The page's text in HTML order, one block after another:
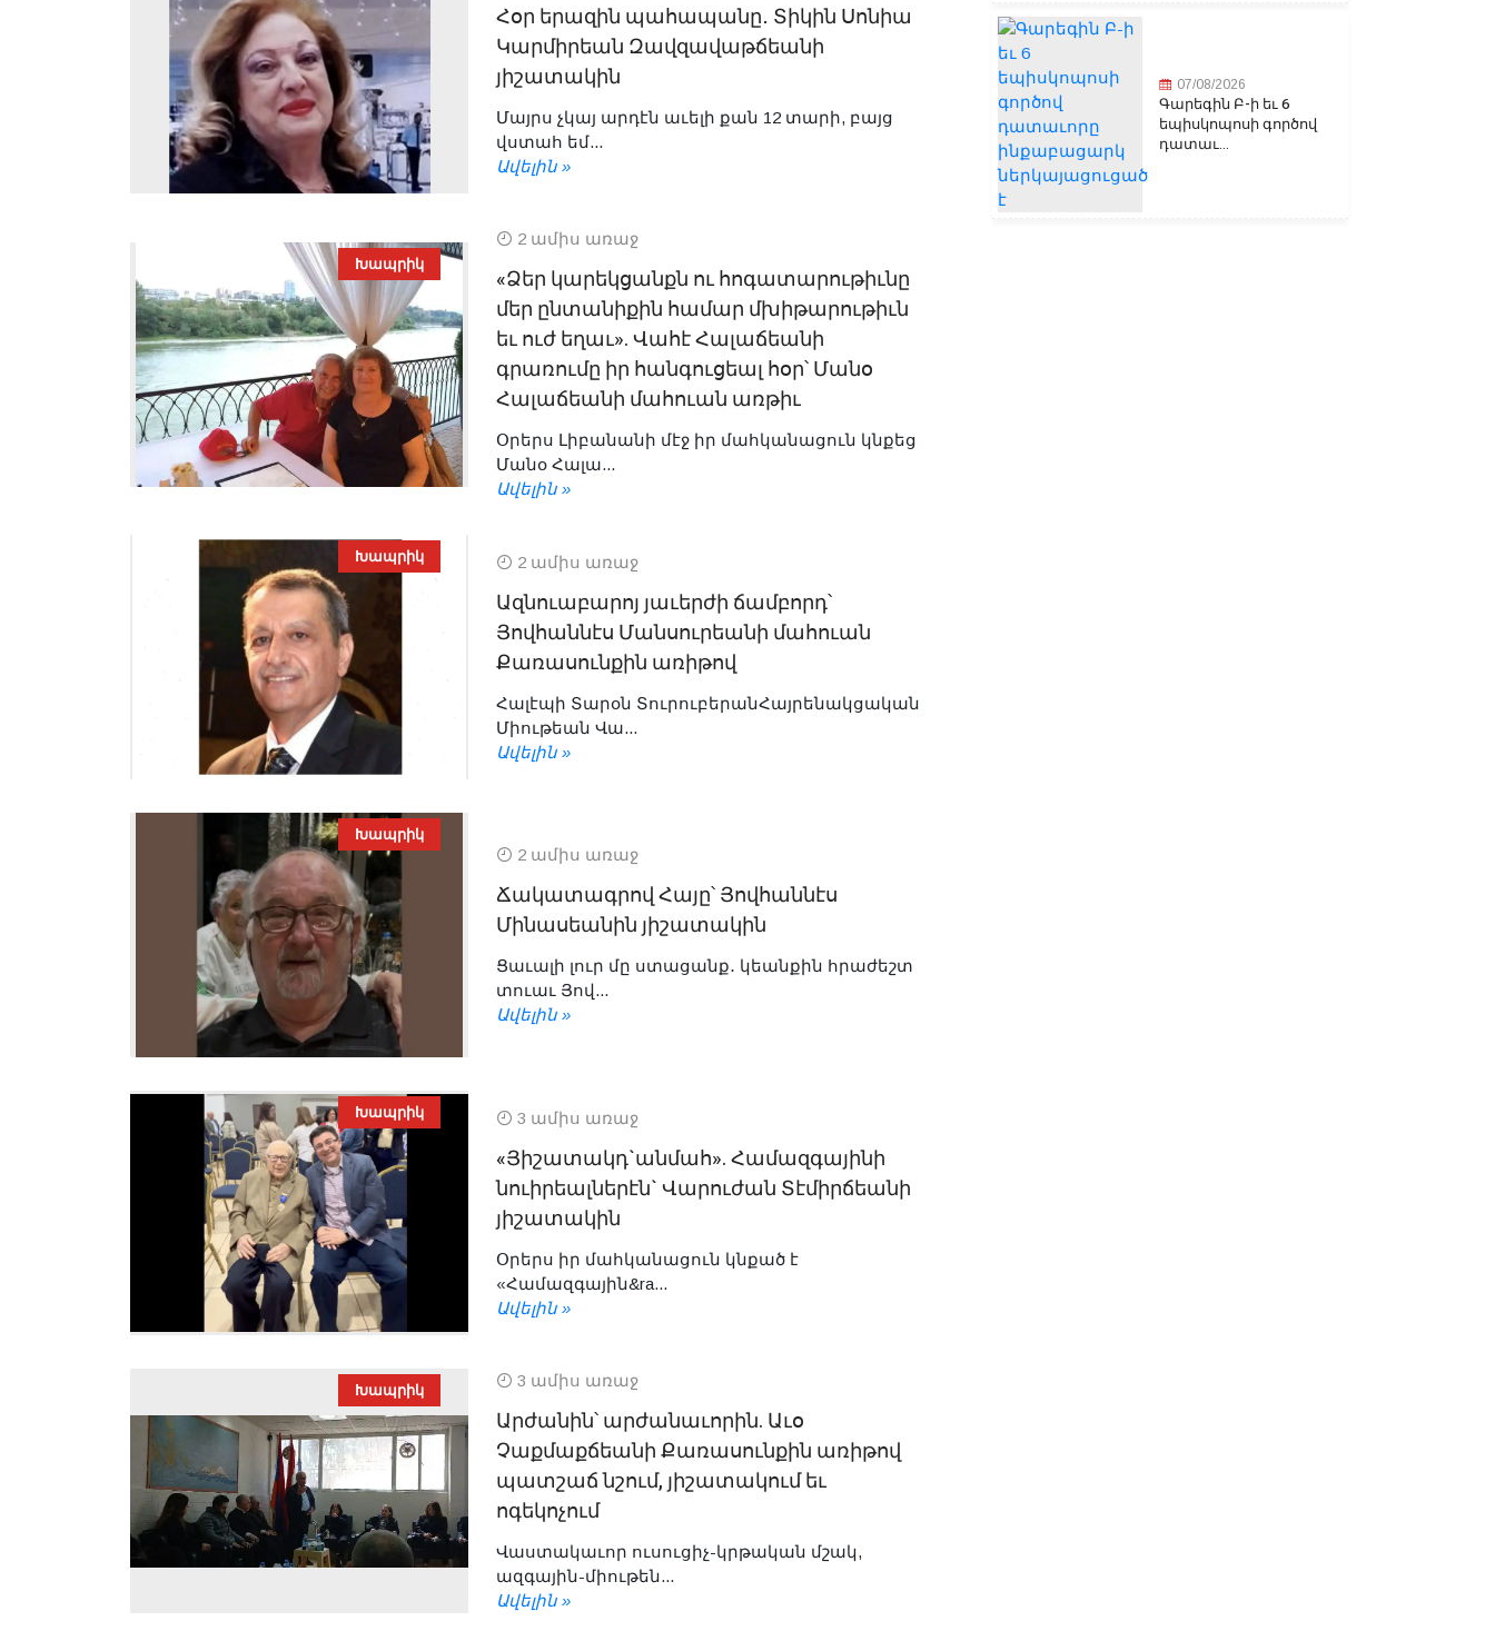
Հօր երազին պահապանը․ Տիկին Սոնիա
Կարմիրեան Զավզավաթճեանի
յիշատակին
Մայրս չկայ արդէն աւելի քան 12 տարի, բայց
վստահ եմ...
Ավելին »
Խապրիկ
2 ամիս առաջ
«Ձեր կարեկցանքն ու հոգատարութիւնը
մեր ընտանիքին համար մխիթարութիւն
եւ ուժ եղաւ». Վահէ Հալաճեանի
գրառումը իր հանգուցեալ հօր՝ Մանօ
Հալաճեանի մահուան առթիւ
Օրերս Լիբանանի մէջ իր մահկանացուն կնքեց
Մանօ Հալա...
Ավելին »
Խապրիկ 2 ամիս առաջ
Ազնուաբարոյ յաւերժի ճամբորդ՝
Յովհաննէս Մանսուրեանի մահուան
Քառասունքին առիթով
Հալէպի Տարօն ՏուրուբերանՀայրենակցական
Միութեան Վա...
Ավելին »
Խապրիկ
2 ամիս առաջ
Ճակատագրով Հայը՝ Յովհաննէս
Մինասեանին յիշատակին
Ցաւալի լուր մը ստացանք․ կեանքին հրաժեշտ
տուաւ Յով...
Ավելին »
Խապրիկ 3 ամիս առաջ
«Յիշատակդ`անմահ». Համազգայինի
նուիրեալներէն` Վարուժան Տէմիրճեանի
յիշատակին
Օրերս իր մահկանացուն կնքած է
«Համազգային&ra...
Ավելին »
Խապրիկ
3 ամիս առաջ
Արժանին՝ արժանաւորին. Աւօ
Չաքմաքճեանի Քառասունքին առիթով
պատշաճ նշում, յիշատակում եւ
ոգեկոչում ​
Վաստակաւոր ուսուցիչ-կրթական մշակ,
ազգային-միութեն...
Ավելին »
07/08/2026
Գարեգին Բ-ի եւ 6
եպիսկոպոսի գործով
դատաւ...